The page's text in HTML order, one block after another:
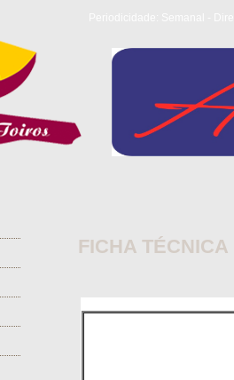
FICHA TÉCNICA